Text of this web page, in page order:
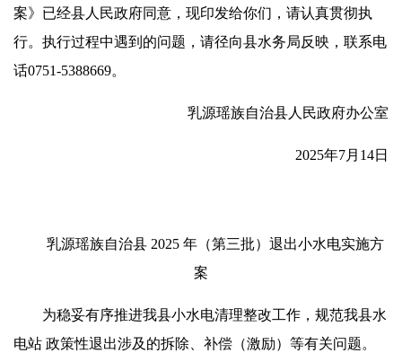
案》已经县人民政府同意，现印发给你们，请认真贯彻执
行。执行过程中遇到的问题，请径向县水务局反映，联系电
话0751-5388669。
乳源瑶族自治县人民政府办公室
2025年7月14日
乳源瑶族自治县 2025 年（第三批）退出小水电实施方
案
为稳妥有序推进我县小水电清理整改工作，规范我县水
电站 政策性退出涉及的拆除、补偿（激励）等有关问题。